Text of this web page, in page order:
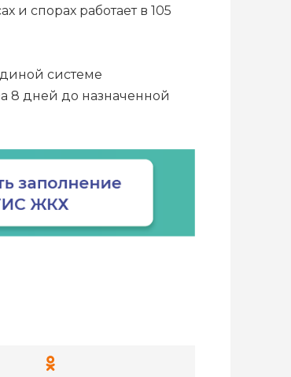
и спорах работает в 105
системе
8 дней до назначенной